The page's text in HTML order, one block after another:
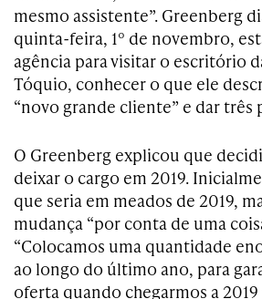
mesmo assistente”. Greenberg
quinta-feira, 1º de novembro,
agência para visitar o escritório
Tóquio, conhecer o que ele
“novo grande cliente” e dar três
O Greenberg explicou que
deixar o cargo em 2019.
que seria em meados de 2019,
mudança “por conta de uma
“Colocamos uma quantidade
ao longo do último ano, para
oferta quando chegarmos a